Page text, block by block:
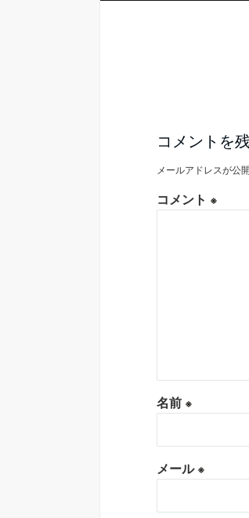
コメントを
メールアドレスが公
コメント ※
名前 ※
メール ※